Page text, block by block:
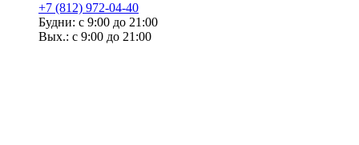
+7 (812) 972-04-40
Будни: с 9:00 до 21:00
Вых.: с 9:00 до 21:00